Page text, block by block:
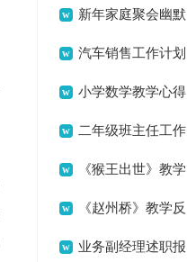
信 新年家庭聚会幽默
简单祝酒词10篇
汽车销售工作计划
(15篇)小学数学教学心得
(15篇)二年级班主任工作
总结《猴王出世》教学
反思《赵州桥》教学反
思(15篇)
业务副经理述职报